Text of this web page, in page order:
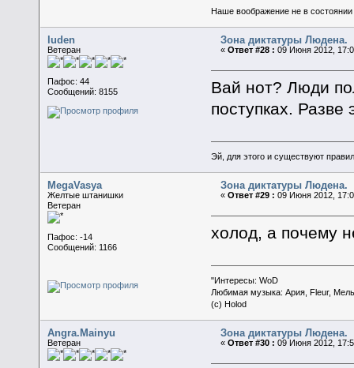
Наше воображение не в состоянии
luden
Ветеран
Пафос: 44
Сообщений: 8155
Зона диктатуры Людена.
«Ответ #28 : 09 Июня 2012,
Вай нот? Люди
поступках. Разве
Эй, для этого и существуют
MegaVasya
Желтые штанишки
Ветеран
Пафос: -14
Сообщений: 1166
Зона диктатуры Людена.
«Ответ #29 : 09 Июня 2012,
холод, а почему
"Интересы: WoD
Любимая музыка: Ария, Fleur,
(c) Holod
Angra.Mainyu
Ветеран
Зона диктатуры Людена.
«Ответ #30 : 09 Июня 2012,